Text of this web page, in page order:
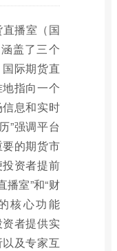
播室（国
盖了三个
际期货直
指向一个
息和实时
”强调平台
的期货市
资者提前
播室”和“财
核心功能
者提供实
及专家互